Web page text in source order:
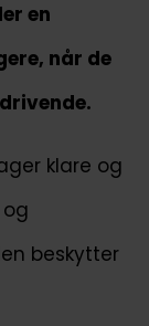
en
når de
klare og
beskytter